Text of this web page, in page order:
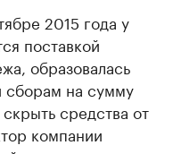
2015 года у
поставкой
образовалась
сборам на сумму
средства от
компании